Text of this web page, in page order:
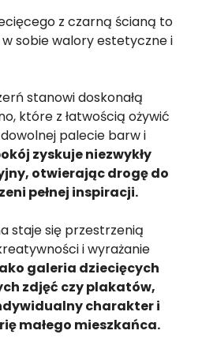
z czarną ścianą to
sobie walory estetyczne i
stanowi doskonałą
które z łatwością ożywić
palecie barw i
zyskuje niezwykły
otwierając drogę do
pełnej inspiracji.
staje się przestrzenią
i wyrażanie
galeria dziecięcych
zdjęć czy plakatów,
charakter i
małego mieszkańca.